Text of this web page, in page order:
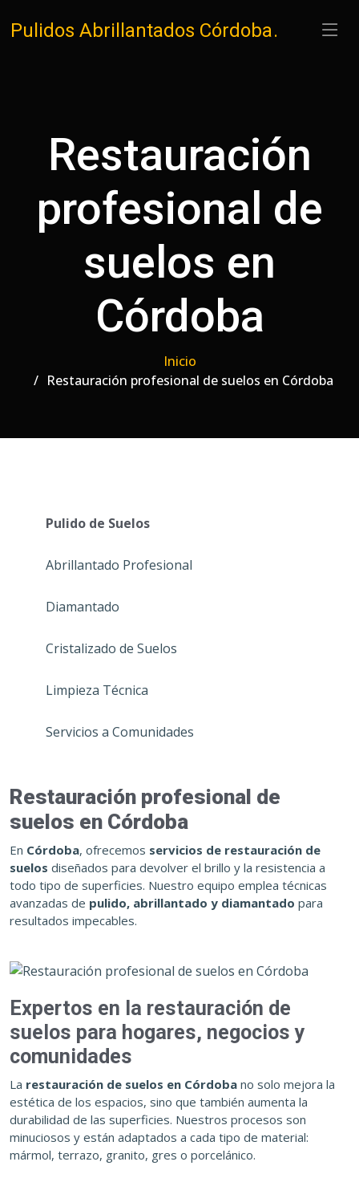
Pulidos Abrillantados Córdoba.
Restauración
profesional de
suelos en
Córdoba
Inicio
Restauración profesional de suelos en Córdoba
Pulido de Suelos
Abrillantado Profesional
Diamantado
Cristalizado de Suelos
Limpieza Técnica
Servicios a Comunidades
Restauración profesional de
suelos en Córdoba
En Córdoba, ofrecemos servicios de restauración de
suelos diseñados para devolver el brillo y la resistencia a
todo tipo de superficies. Nuestro equipo emplea técnicas
avanzadas de pulido, abrillantado y diamantado para
resultados impecables.
Expertos en la restauración de
suelos para hogares, negocios y
comunidades
La restauración de suelos en Córdoba no solo mejora la
estética de los espacios, sino que también aumenta la
durabilidad de las superficies. Nuestros procesos son
minuciosos y están adaptados a cada tipo de material:
mármol, terrazo, granito, gres o porcelánico.